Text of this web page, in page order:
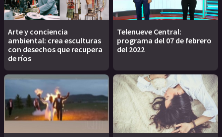
Arte y conciencia
ambiental: crea esculturas
con desechos que recupera
de ríos
Telenueve Central:
programa del 07 de febrero
del 2022